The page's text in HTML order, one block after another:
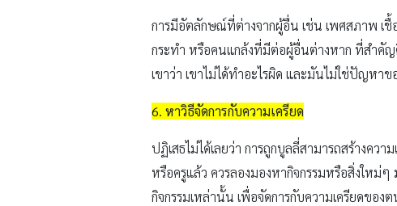
การมีอัตลักษณ์ที่ต่างจากผู้อื่น เช่น เพศสภาพ เ
กระทำ หรือคนแกล้งที่มีต่อผู้อื่นต่างหาก ที่สำคัญ
เขาว่า เขาไม่ได้ทำอะไรผิด และมันไม่ใช่ปัญห
6. หาวิธีจัดการกับความเครียด
ปฏิเสธไม่ได้เลยว่า การถูกบูลลี่สามารถสร้างคว
หรือครูแล้ว ควรลองมองหากิจกรรมหรือสิ่งใหม่
กิจกรรมเหล่านั้น เพื่อจัดการกับความเครียดของ